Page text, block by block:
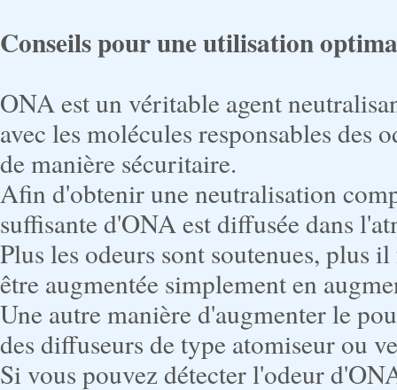
Conseils pour une utilisation
ONA est un véritable agent
avec les molécules responsables des
de manière sécuritaire.
Afin d'obtenir une neutralisation
suffisante d'ONA est diffusée dans
Plus les odeurs sont soutenues,
être augmentée simplement en
Une autre manière d'augmenter le
des diffuseurs de type atomiseur ou
Si vous pouvez détecter l'odeur